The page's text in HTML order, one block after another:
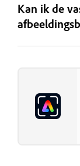
Kan ik de